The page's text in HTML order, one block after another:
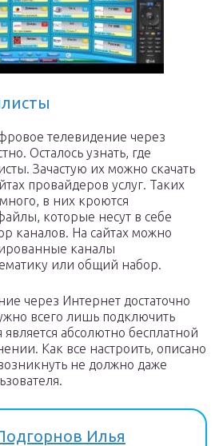
телевидение через
Осталось узнать, где
Зачастую их можно скачать
провайдеров услуг. Таких
в них кроются
которые несут в себе
каналов. На сайтах можно
каналы
или общий набор.
через Интернет достаточно
всего лишь подключить
является абсолютно бесплатной
Как все настроить, описано
не должно даже
Илья